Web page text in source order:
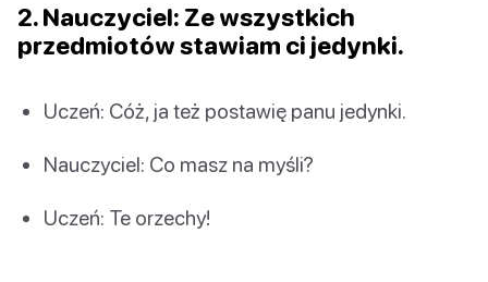
2. Nauczyciel: Ze wszystkich
przedmiotów stawiam ci jedynki.
Uczeń: Cóż, ja też postawię panu jedynki.
Nauczyciel: Co masz na myśli?
Uczeń: Te orzechy!